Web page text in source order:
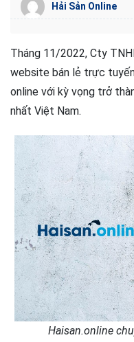
Hải Sản Online
Tháng 11/2022, Cty
website bán lẻ trực
online với kỳ vọng trở
nhất Việt Nam.
Haisan.online